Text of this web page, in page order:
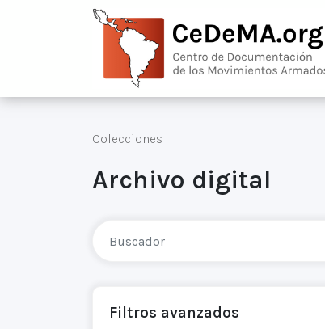
Colecciones
Archivo digital
Filtros avanzados